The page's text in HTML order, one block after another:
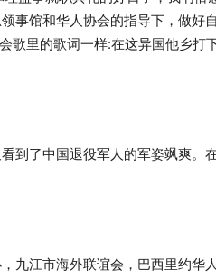
事馆和华人协会的指导下，做好
歌里的歌词一样:在这异国他乡打
到了中国退役军人的军姿飒爽。
九江市海外联谊会，巴西里约华